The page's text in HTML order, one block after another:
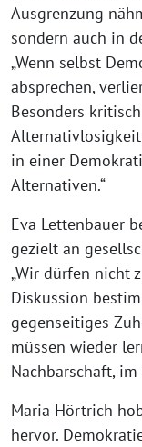
Ausgrenzung
sondern auch in
„Wenn selbst
absprechen,
Besonders
in einer
Alternativen.“
Eva Lettenbauer
gezielt an
„Wir dürfen nicht
Diskussion
gegenseitiges
müssen wieder
Nachbarschaft,
Maria Hörtrich
hervor.